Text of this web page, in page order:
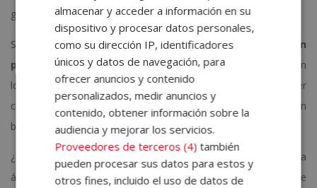
gestión de agendas.
Se trata de un profesional que debe mantener una
imagen
pulcra y profesional, así como una comunicación asertiva con
los miembros de la empresa y los clientes. Su trabajo suele ser
cara al público, por lo que recibe a trabajadores y visitas con un
buen trato, cortés y amable.
¿Crees que tienes lo que hay que tener para dedicarte a esta
área? ¡Consulta lo que podemos ofrecerte con la certificación de
almacenar y acceder a información en su
dispositivo y procesar datos personales,
como su dirección IP, identificadores
únicos y datos de navegación, para
ofrecer anuncios y contenido
personalizados, medir anuncios y
contenido, obtener información sobre la
audiencia y mejorar los servicios.
Proveedores de terceros (4) también
pueden procesar sus datos para estos y
otros fines, incluido el uso de datos de